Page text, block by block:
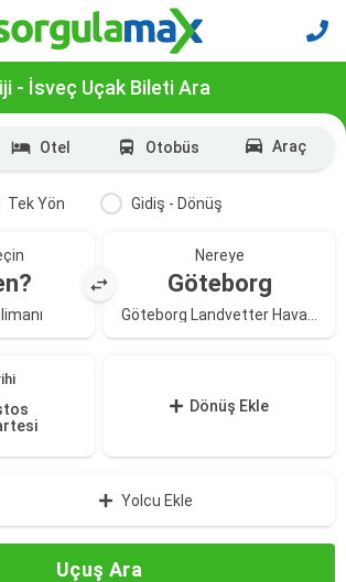
- İsveç Uçak Bileti Ara
Otel Otobüs Araç
Tek Yön Gidiş - Dönüş
Nereye
Göteborg
Dönüş Ekle
Yolcu Ekle
Uçuş Ara